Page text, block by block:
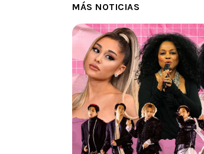
MÁS NOTICIAS